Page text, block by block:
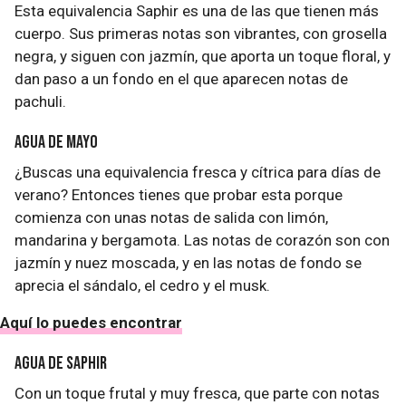
Esta equivalencia Saphir es una de las que tienen más
cuerpo. Sus primeras notas son vibrantes, con grosella
negra, y siguen con jazmín, que aporta un toque floral, y
dan paso a un fondo en el que aparecen notas de
pachuli.
Agua de mayo
¿Buscas una equivalencia fresca y cítrica para días de
verano? Entonces tienes que probar esta porque
comienza con unas notas de salida con limón,
mandarina y bergamota. Las notas de corazón son con
jazmín y nuez moscada, y en las notas de fondo se
aprecia el sándalo, el cedro y el musk.
Aquí lo puedes encontrar
Agua de Saphir
Con un toque frutal y muy fresca, que parte con notas